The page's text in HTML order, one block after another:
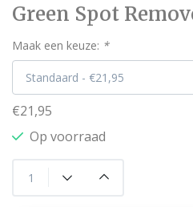
Green Spot
Maak een keuze: *
€21,95
Op voorraad